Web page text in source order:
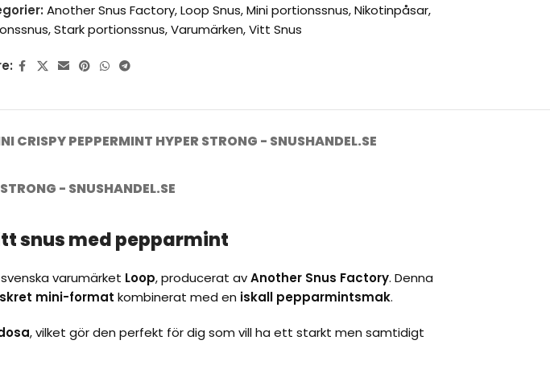
Another Snus Factory,Loop Snus,Mini portionssnus,Nikotinpåsar,
,Stark portionssnus,Varumärken,Vitt Snus
CRISPY PEPPERMINT HYPER STRONG - SNUSHANDEL.SE
- SNUSHANDEL.SE
snus med pepparmint
varumärket Loop, producerat avAnother Snus Factory. Denna
mini-format kombinerat med en iskall pepparmintsmak.
, vilket gör den perfekt för dig som vill ha ett starkt men samtidigt